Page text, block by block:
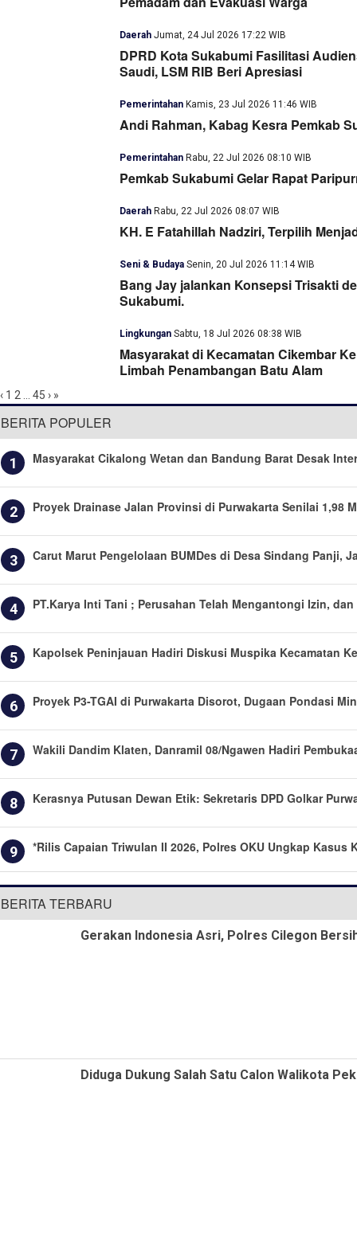
Daerah Jumat, 24 Jul 2026 17:22 WIB
DPRD Kota Sukabumi Fasilitasi
Saudi, LSM RIB Beri Apresiasi
Pemerintahan Kamis, 23 Jul 2026 11:46 WIB
Andi Rahman, Kabag Kesra Pemkab
Pemerintahan Rabu, 22 Jul 2026 08:10 WIB
Pemkab Sukabumi Gelar Rapat
Daerah Rabu, 22 Jul 2026 08:07 WIB
KH. E Fatahillah Nadziri, Terpilih
Seni & Budaya Senin, 20 Jul 2026 11:14 WIB
Bang Jay jalankan Konsepsi Trisakti
Sukabumi.
Lingkungan Sabtu, 18 Jul 2026 08:38 WIB
Masyarakat di Kecamatan Cikembar
Limbah Penambangan Batu Alam
‹ 1 2 45 › »
BERITA POPULER
1 Masyarakat Cikalong Wetan dan Bandung Barat Desak
2 Proyek Drainase Jalan Provinsi di Purwakarta Senilai 1,98
3 Carut Marut Pengelolaan BUMDes di Desa Sindang Panji,
4 PT.Karya Inti Tani ; Perusahan Telah Mengantongi Izin,
5 Kapolsek Peninjauan Hadiri Diskusi Muspika Kecamatan
6 Proyek P3-TGAI di Purwakarta Disorot, Dugaan Pondasi
7 Wakili Dandim Klaten, Danramil 08/Ngawen Hadiri
8 Kerasnya Putusan Dewan Etik: Sekretaris DPD Golkar
9 *Rilis Capaian Triwulan II 2026, Polres OKU Ungkap Kasus
BERITA TERBARU
Gerakan Indonesia Asri, Polres Cilegon
Diduga Dukung Salah Satu Calon Walikota